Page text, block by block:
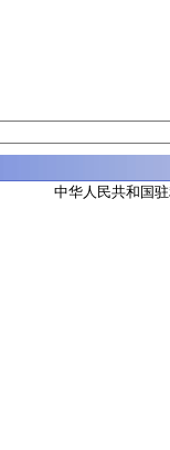
中华人民共和国